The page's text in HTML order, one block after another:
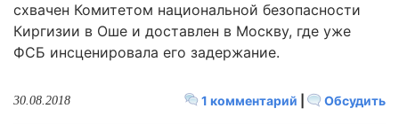
схвачен Комитетом национальной безопасности
Киргизии в Оше и доставлен в Москву, где уже
ФСБ инсценировала его задержание.
1 комментарий Обсудить
30.08.2018